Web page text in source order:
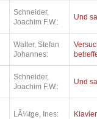
Schneider,
Joachim F.W.:
Und
Walter, Stefan
Johannes:
Schneider,
Joachim F.W.:
Und
LÃ¼tge, Ines: